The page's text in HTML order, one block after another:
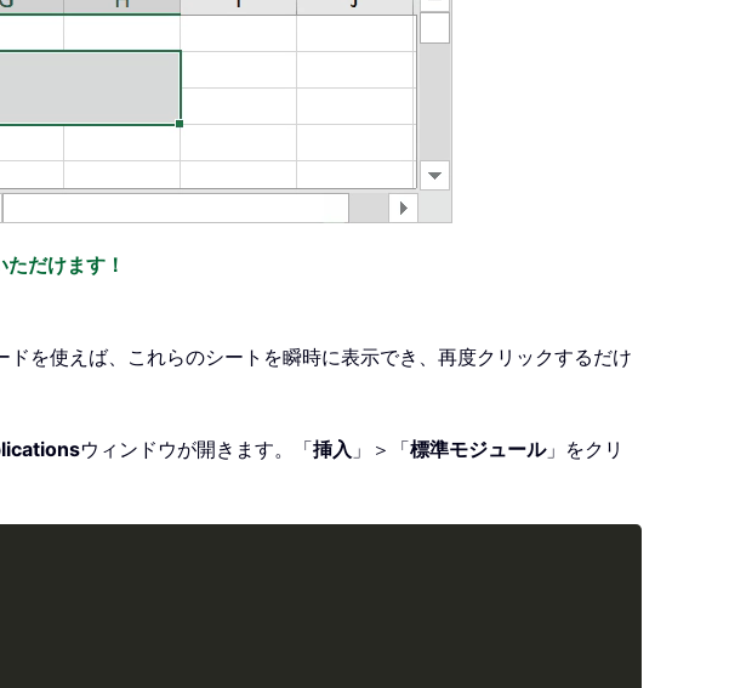
だけます！
を使えば、これらのシートを瞬時に表示でき、再度クリックするだけ
ウィンドウが開きます。「挿入 」＞「標準モジュール」をクリ